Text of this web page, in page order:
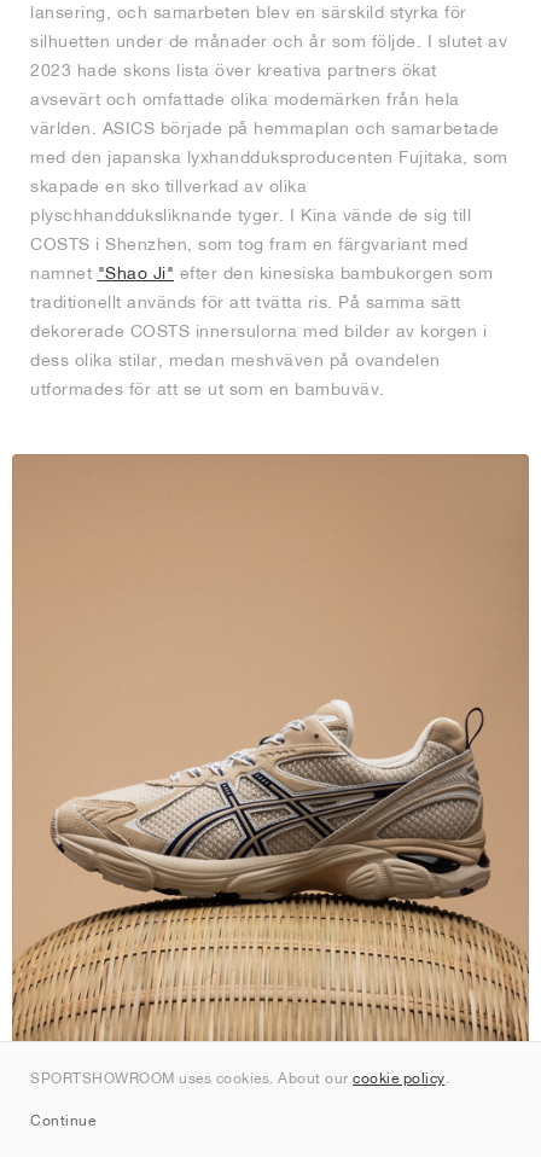
lansering, och samarbeten blev en särskild styrka för
silhuetten under de månader och år som följde. I slutet av
2023 hade skons lista över kreativa partners ökat
avsevärt och omfattade olika modemärken från hela
världen. ASICS började på hemmaplan och samarbetade
med den japanska lyxhandduksproducenten Fujitaka, som
skapade en sko tillverkad av olika
plyschhandduksliknande tyger. I Kina vände de sig till
COSTS i Shenzhen, som tog fram en färgvariant med
namnet "Shao Ji" efter den kinesiska bambukorgen som
traditionellt används för att tvätta ris. På samma sätt
dekorerade COSTS innersulorna med bilder av korgen i
dess olika stilar, medan meshväven på ovandelen
utformades för att se ut som en bambuväv.
SPORTSHOWROOM uses cookies. About our cookie policy.
Continue